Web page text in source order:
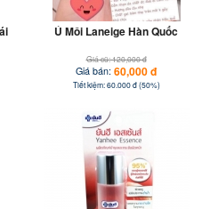
Ủ Môi Laneige Hàn Quốc
Giá cũ: 120,000 đ
Giá bán: 60,000 đ
Tiết kiệm: 60.000 đ (50%)